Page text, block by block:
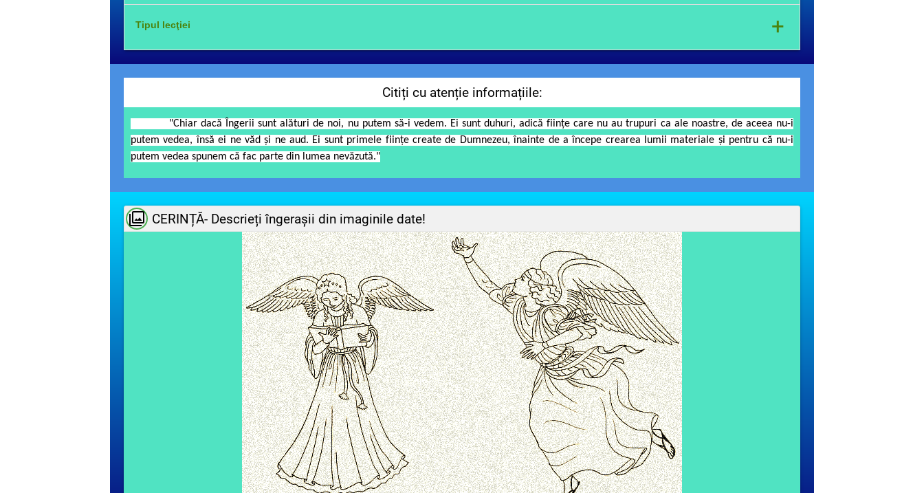
să precizeze momentul în care Dumnezeu i-a creat pe îngeri și scopul pentru care au fost creati;
Tipul lecţiei +
-comunicare de noi cunoștințe
Citiți cu atenție informațiile:
"Chiar dacă Îngerii sunt alături de noi, nu putem să-i vedem. Ei sunt duhuri, adică fiinţe care nu au trupuri ca ale noastre, de aceea nu-i
putem vedea, însă ei ne văd şi ne aud. Ei sunt primele fiinţe create de Dumnezeu, înainte de a începe crearea lumii materiale şi pentru că nu-i
putem vedea spunem că fac parte din lumea nevăzută."
CERINȚĂ- Descrieți îngerașii din imaginile date!